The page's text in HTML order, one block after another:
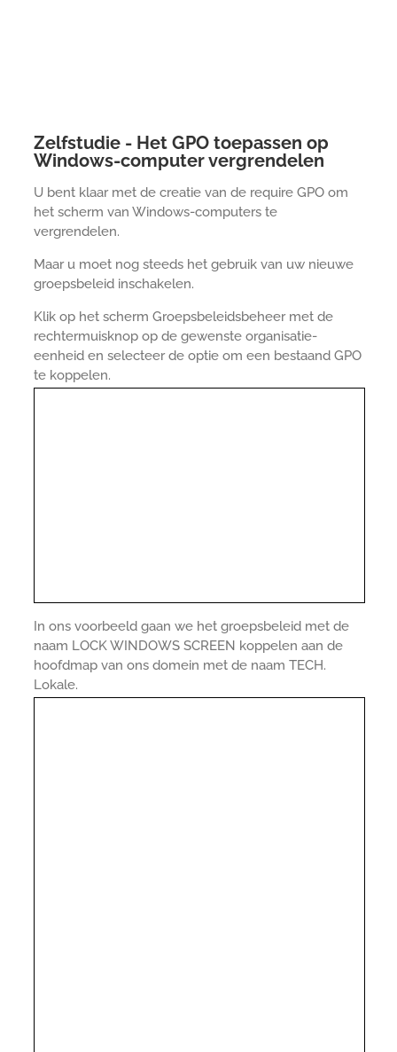
Zelfstudie - Het GPO toepassen op
Windows-computer vergrendelen
U bent klaar met de creatie van de require GPO om
het scherm van Windows-computers te
vergrendelen.
Maar u moet nog steeds het gebruik van uw nieuwe
groepsbeleid inschakelen.
Klik op het scherm Groepsbeleidsbeheer met de
rechtermuisknop op de gewenste organisatie-
eenheid en selecteer de optie om een bestaand GPO
te koppelen.
In ons voorbeeld gaan we het groepsbeleid met de
naam LOCK WINDOWS SCREEN koppelen aan de
hoofdmap van ons domein met de naam TECH.
Lokale.